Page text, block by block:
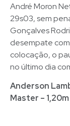
André Moron
29s03, sem
Gonçalves
desempate com
colocação, o
no último dia
Anderson
Master – 1,20m